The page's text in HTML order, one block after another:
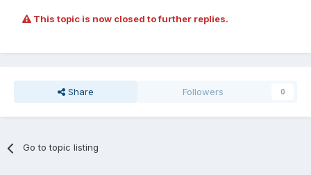
This topic is now closed to further replies.
Share Followers 0
Go to topic listing